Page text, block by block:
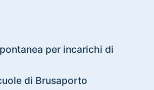
per incarichi di
di Brusaporto